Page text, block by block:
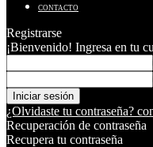
CONTACTO
Registrarse
¡Bienvenido! Ingresa en tu
¿Olvidaste tu contraseña?
Recuperación de contraseña
Recupera tu contraseña